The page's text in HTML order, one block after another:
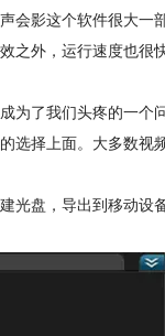
会影这个软件很大一
之外，运行速度也很
为了我们头疼的一个
选择上面。大多数视
光盘，导出到移动设